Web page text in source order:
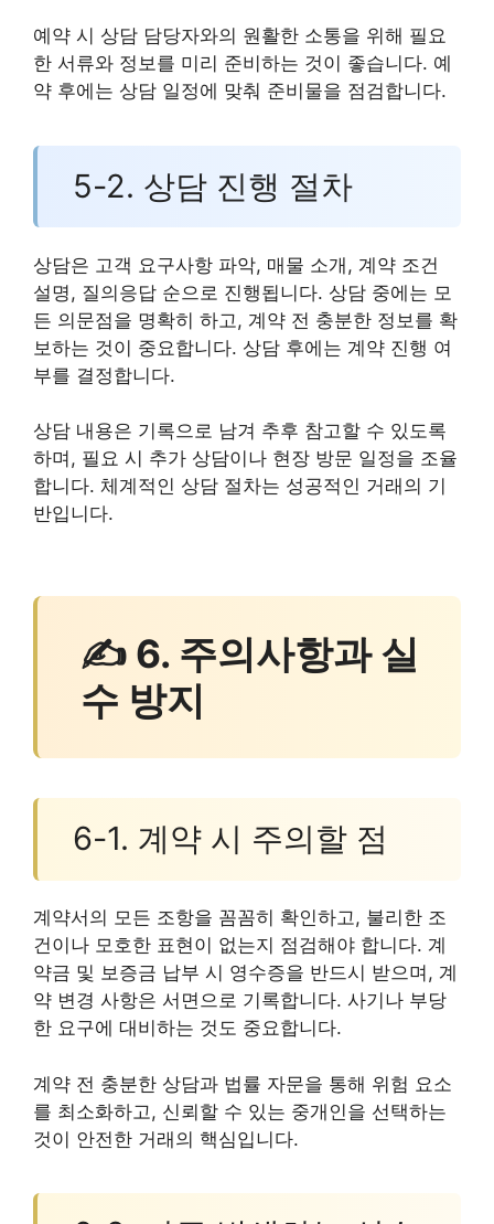
예약 시 상담 담당자와의 원활한 소통을 위해 필요
한 서류와 정보를 미리 준비하는 것이 좋습니다. 예
약 후에는 상담 일정에 맞춰 준비물을 점검합니다.
5-2. 상담 진행 절차
상담은 고객 요구사항 파악, 매물 소개, 계약 조건
설명, 질의응답 순으로 진행됩니다. 상담 중에는 모
든 의문점을 명확히 하고, 계약 전 충분한 정보를 확
보하는 것이 중요합니다. 상담 후에는 계약 진행 여
부를 결정합니다.
상담 내용은 기록으로 남겨 추후 참고할 수 있도록
하며, 필요 시 추가 상담이나 현장 방문 일정을 조율
합니다. 체계적인 상담 절차는 성공적인 거래의 기
반입니다.
✍ 6. 주의사항과 실
수 방지
6-1. 계약 시 주의할 점
계약서의 모든 조항을 꼼꼼히 확인하고, 불리한 조
건이나 모호한 표현이 없는지 점검해야 합니다. 계
약금 및 보증금 납부 시 영수증을 반드시 받으며, 계
약 변경 사항은 서면으로 기록합니다. 사기나 부당
한 요구에 대비하는 것도 중요합니다.
계약 전 충분한 상담과 법률 자문을 통해 위험 요소
를 최소화하고, 신뢰할 수 있는 중개인을 선택하는
것이 안전한 거래의 핵심입니다.